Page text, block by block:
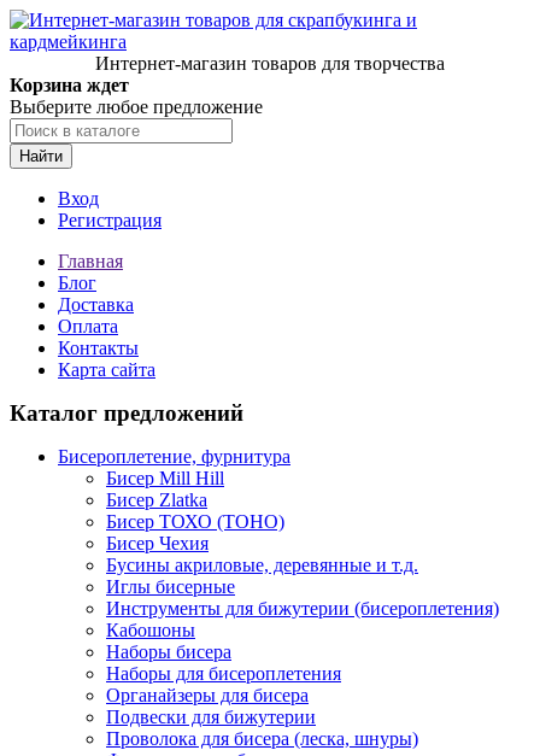
Интернет-магазин товаров для творчества
Корзина ждет
Выберите любое предложение
Найти
Вход
Регистрация
Главная
Блог
Доставка
Оплата
Контакты
Карта сайта
Каталог предложений
Бисероплетение, фурнитура
Бисер Mill Hill
Бисер Zlatka
Бисер ТОХО (TOHO)
Бисер Чехия
Бусины акриловые, деревянные и т.д.
Иглы бисерные
Инструменты для бижутерии (бисероплетения)
Кабошоны
Наборы бисера
Наборы для бисероплетения
Органайзеры для бисера
Подвески для бижутерии
Проволока для бисера (леска, шнуры)